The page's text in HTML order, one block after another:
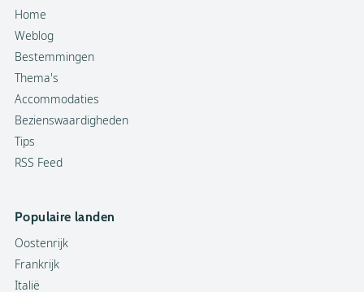
Home
Weblog
Bestemmingen
Thema's
Accommodaties
Bezienswaardigheden
Tips
RSS Feed
Populaire landen
Oostenrijk
Frankrijk
Italië